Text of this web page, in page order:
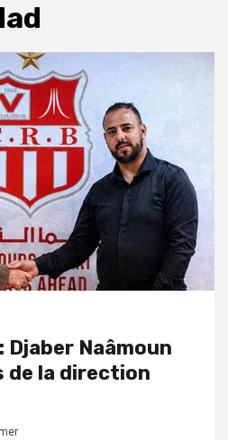
Djaber Naâmoun
de la direction